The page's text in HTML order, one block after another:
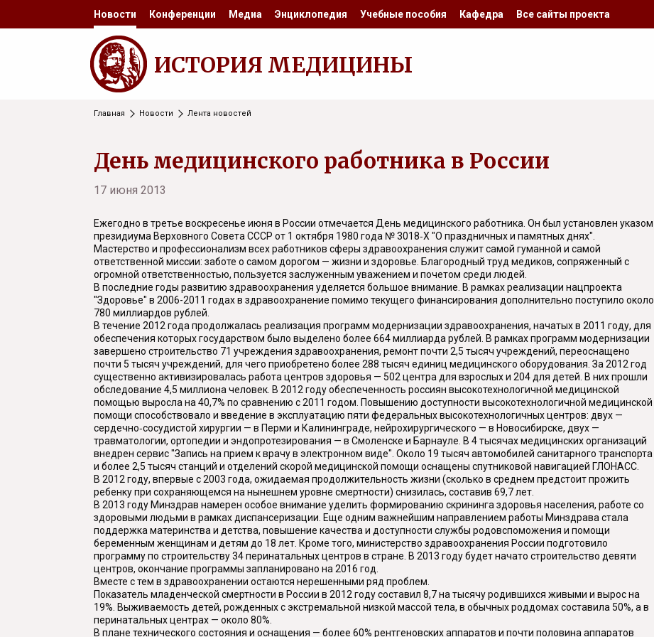
Новости Конференции Медиа Энциклопедия Учебные пособия Кафедра Все сайты проекта
ИСТОРИЯ МЕДИЦИНЫ
Главная Новости Лента новостей
День медицинского работника в России
17 июня 2013
Ежегодно в третье воскресенье июня в России отмечается День медицинского работника. Он был установлен указом
президиума Верховного Совета СССР от 1 октября 1980 года № 3018‑Х "О праздничных и памятных днях".
Мастерство и профессионализм всех работников сферы здравоохранения служит самой гуманной и самой
ответственной миссии: заботе о самом дорогом — жизни и здоровье. Благородный труд медиков, сопряженный с
огромной ответственностью, пользуется заслуженным уважением и почетом среди людей.
В последние годы развитию здравоохранения уделяется большое внимание. В рамках реализации нацпроекта
"Здоровье" в 2006-2011 годах в здравоохранение помимо текущего финансирования дополнительно поступило около
780 миллиардов рублей.
В течение 2012 года продолжалась реализация программ модернизации здравоохранения, начатых в 2011 году, для
обеспечения которых государством было выделено более 664 миллиарда рублей. В рамках программ модернизации
завершено строительство 71 учреждения здравоохранения, ремонт почти 2,5 тысяч учреждений, переоснащено
почти 5 тысяч учреждений, для чего приобретено более 288 тысяч единиц медицинского оборудования. За 2012 год
существенно активизировалась работа центров здоровья — 502 центра для взрослых и 204 для детей. В них прошли
обследование 4,5 миллиона человек. В 2012 году обеспеченность россиян высокотехнологичной медицинской
помощью выросла на 40,7% по сравнению с 2011 годом. Повышению доступности высокотехнологичной медицинской
помощи способствовало и введение в эксплуатацию пяти федеральных высокотехнологичных центров: двух —
сердечно‑сосудистой хирургии — в Перми и Калининграде, нейрохирургического — в Новосибирске, двух —
травматологии, ортопедии и эндопротезирования — в Смоленске и Барнауле. В 4 тысячах медицинских организаций
внедрен сервис "Запись на прием к врачу в электронном виде". Около 19 тысяч автомобилей санитарного транспорта
и более 2,5 тысяч станций и отделений скорой медицинской помощи оснащены спутниковой навигацией ГЛОНАСС.
В 2012 году, впервые с 2003 года, ожидаемая продолжительность жизни (сколько в среднем предстоит прожить
ребенку при сохраняющемся на нынешнем уровне смертности) снизилась, составив 69,7 лет.
В 2013 году Минздрав намерен особое внимание уделить формированию скрининга здоровья населения, работе со
здоровыми людьми в рамках диспансеризации. Еще одним важнейшим направлением работы Минздрава стала
поддержка материнства и детства, повышение качества и доступности службы родовспоможения и помощи
беременным женщинам и детям до 18 лет. Кроме того, министерство здравоохранения России подготовило
программу по строительству 34 перинатальных центров в стране. В 2013 году будет начато строительство девяти
центров, окончание программы запланировано на 2016 год.
Вместе с тем в здравоохранении остаются нерешенными ряд проблем.
Показатель младенческой смертности в России в 2012 году составил 8,7 на тысячу родившихся живыми и вырос на
19%. Выживаемость детей, рожденных с экстремальной низкой массой тела, в обычных роддомах составила 50%, а в
перинатальных центрах — около 80%.
В плане технического состояния и оснащения — более 60% рентгеновских аппаратов и почти половина аппаратов